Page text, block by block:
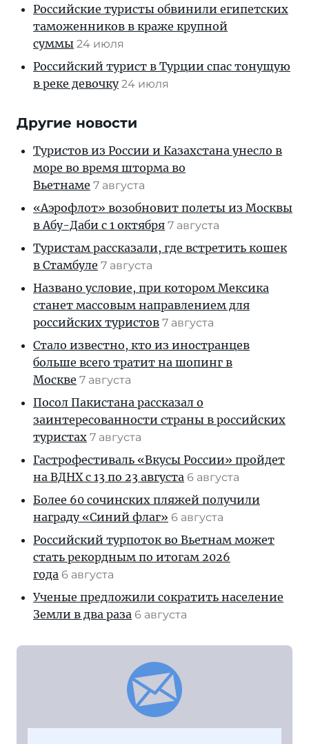
Российские туристы обвинили египетских
таможенников в краже крупной
суммы 24 июля
Российский турист в Турции спас тонущую
в реке девочку 24 июля
Другие новости
Туристов из России и Казахстана унесло в
море во время шторма во
Вьетнаме 7 августа
«Аэрофлот» возобновит полеты из Москвы
в Абу-Даби с 1 октября 7 августа
Туристам рассказали, где встретить кошек
в Стамбуле 7 августа
Названо условие, при котором Мексика
станет массовым направлением для
российских туристов 7 августа
Стало известно, кто из иностранцев
больше всего тратит на шопинг в
Москве 7 августа
Посол Пакистана рассказал о
заинтересованности страны в российских
туристах 7 августа
Гастрофестиваль «Вкусы России» пройдет
на ВДНХ с 13 по 23 августа 6 августа
Более 60 сочинских пляжей получили
награду «Синий флаг» 6 августа
Российский турпоток во Вьетнам может
стать рекордным по итогам 2026
года 6 августа
Ученые предложили сократить население
Земли в два раза 6 августа